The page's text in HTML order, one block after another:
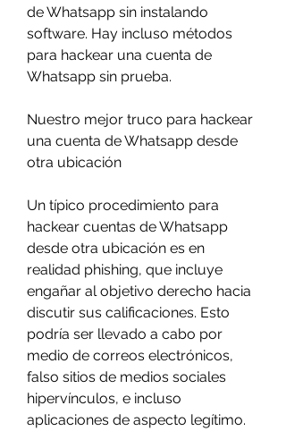
de Whatsapp sin instalando
software. Hay incluso métodos
para hackear una cuenta de
Whatsapp sin prueba.
Nuestro mejor truco para hackear
una cuenta de Whatsapp desde
otra ubicación
Un típico procedimiento para
hackear cuentas de Whatsapp
desde otra ubicación es en
realidad phishing, que incluye
engañar al objetivo derecho hacia
discutir sus calificaciones. Esto
podría ser llevado a cabo por
medio de correos electrónicos,
falso sitios de medios sociales
hipervínculos, e incluso
aplicaciones de aspecto legítimo.